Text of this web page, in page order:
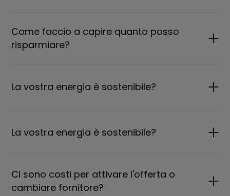
Come faccio a capire quanto posso
risparmiare?
La vostra energia è sostenibile?
La vostra energia è sostenibile?
Ci sono costi per attivare l'offerta o
cambiare fornitore?